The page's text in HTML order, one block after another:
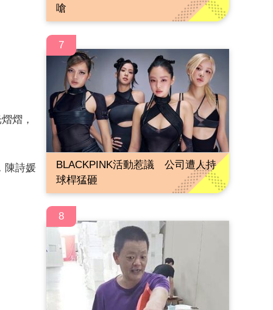
熠，
陳詩媛
嗆
7
BLACKPINK活動惹議 公司遭人持
球桿猛砸
8